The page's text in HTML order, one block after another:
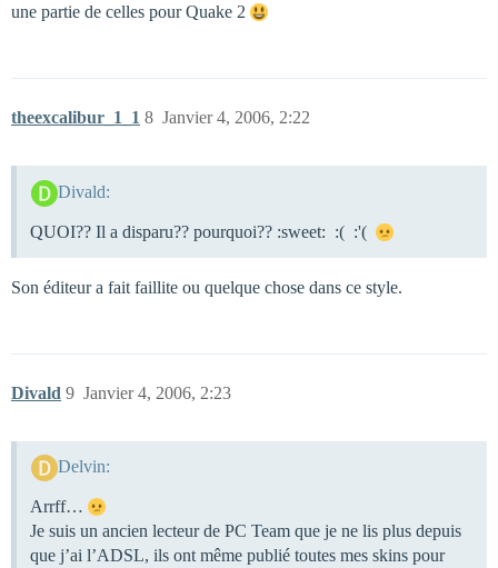
une partie de celles pour Quake 2
theexcalibur_1_1 Janvier 4, 2006, 2:22
8
Divald:
QUOI?? Il a disparu?? pourquoi?? :sweet: :( :'(
Son éditeur a fait faillite ou quelque chose dans ce style.
Divald Janvier 4, 2006, 2:23
9
Delvin:
Arrff…
Je suis un ancien lecteur de PC Team que je ne lis plus depuis
que j’ai l’ADSL, ils ont même publié toutes mes skins pour